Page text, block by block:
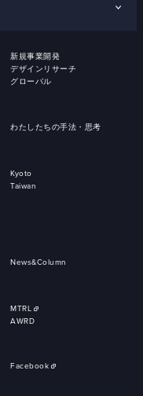
新規事業開発
デザインリサーチ
グローバル
わたしたちの手法・思考
Kyoto
Taiwan
News&Column
MTRL
AWRD
Facebook